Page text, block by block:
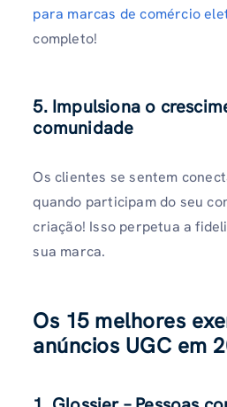
para marcas de comércio
completo!
5. Impulsiona o
comunidade
Os clientes se sentem
quando participam do seu
criação! Isso perpetua a
sua marca.
Os 15 melhores
anúncios UGC em